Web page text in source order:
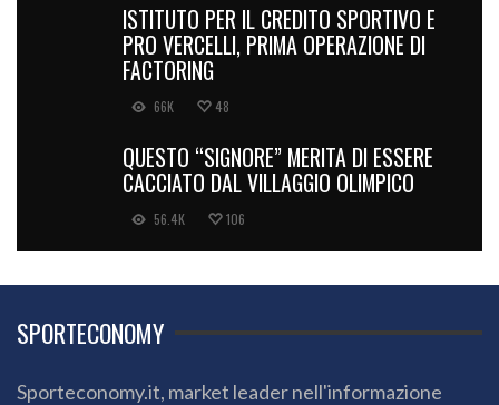
ISTITUTO PER IL CREDITO SPORTIVO E
PRO VERCELLI, PRIMA OPERAZIONE DI
FACTORING
66K 48
QUESTO “SIGNORE” MERITA DI ESSERE
CACCIATO DAL VILLAGGIO OLIMPICO
56.4K 106
SPORTECONOMY
Sporteconomy.it, market leader nell'informazione